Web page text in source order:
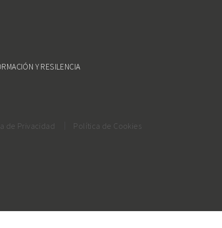
Y RESILENCIA
de Privacidad
Política de Cookies